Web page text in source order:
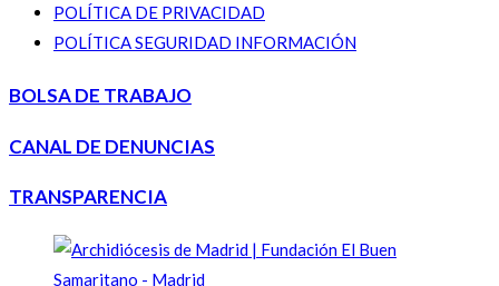
POLÍTICA DE PRIVACIDAD
POLÍTICA SEGURIDAD INFORMACIÓN
BOLSA DE TRABAJO
CANAL DE DENUNCIAS
TRANSPARENCIA